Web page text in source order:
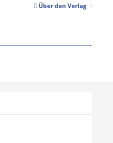
Über den Verlag